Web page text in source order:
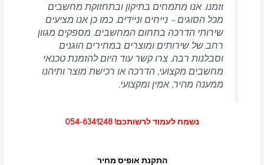
וזמנו. אנו מתמחים בתיקון ובתחזוקת מחשבים
מכל הסוגים – נייחים וניידים. כמו כן אנו מציעים
שירותי הדרכה בתחום המחשבים. מספקים מגוון
רחב של שירותים ומוצרים במחירים הוגנים
וסבלנות רבה. צרו קשר עוד היום להזמנת טכנאי
מחשבים מקצועי, הדרכה או רכישת מוצר ותיהנו
ממענה מהיר, אמין ומקצועי.
נשמח לעמוד לרשותכם! 054-6341248
התקנת אופיס מחיר